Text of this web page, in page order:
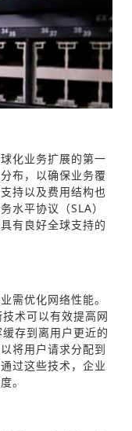
化业务扩展的第一
布，以确保业务覆
持以及费用结构也
水平协议（SLA）
有良好全球支持的
需优化网络性能。
术可以有效提高网
存到离用户更近的
将用户请求分配到
过这些技术，企业
。